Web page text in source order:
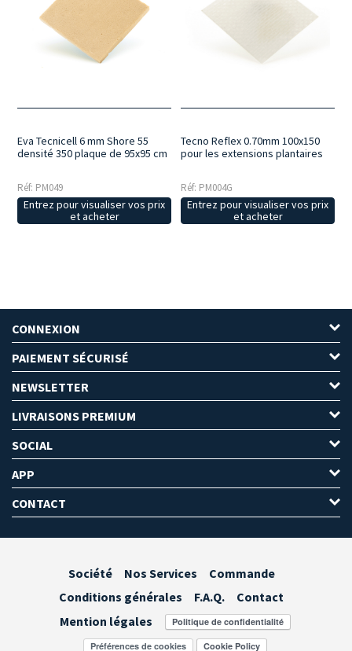
Eva Tecnicell 6 mm Shore 55
densité 350 plaque de 95x95 cm
Réf: PM049
Entrez pour visualiser vos prix
et acheter
Tecno Reflex 0.70mm 100x150
pour les extensions plantaires
Réf: PM004G
Entrez pour visualiser vos prix
et acheter
CONNEXION
PAIEMENT SÉCURISÉ
NEWSLETTER
LIVRAISONS PREMIUM
SOCIAL
APP
CONTACT
Société Nos Services
Commande
Conditions générales
F.A.Q.
Contact
Mention légales
Préférences de cookies